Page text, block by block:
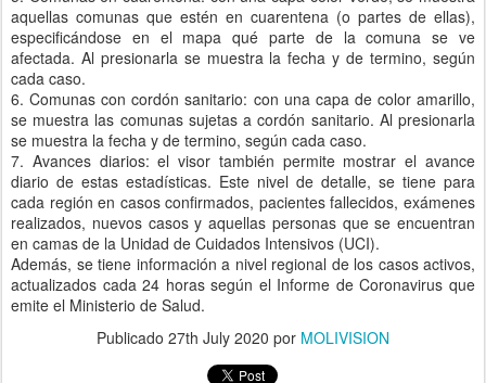
aquellas comunas que estén en cuarentena (o partes de ellas),
especificándose en el mapa qué parte de la comuna se ve
afectada. Al presionarla se muestra la fecha y de termino, según
cada caso.
6. Comunas con cordón sanitario: con una capa de color amarillo,
se muestra las comunas sujetas a cordón sanitario. Al presionarla
se muestra la fecha y de termino, según cada caso.
7. Avances diarios: el visor también permite mostrar el avance
diario de estas estadísticas. Este nivel de detalle, se tiene para
cada región en casos confirmados, pacientes fallecidos, exámenes
realizados, nuevos casos y aquellas personas que se encuentran
en camas de la Unidad de Cuidados Intensivos (UCI).
Además, se tiene información a nivel regional de los casos activos,
actualizados cada 24 horas según el Informe de Coronavirus que
emite el Ministerio de Salud.
Publicado 27th July 2020 por MOLIVISION